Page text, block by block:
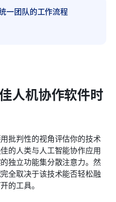
一团队的工作流程
人机协作软件时
批判性的视角评估你的技术
的人类与人工智能协作应用
独立功能集分散注意力。然
全取决于该技术能否轻松融
的工具。